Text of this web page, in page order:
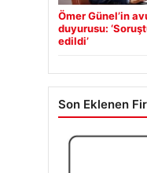
Ömer Günel’in
duyurusu:
edildi’
Son Eklenen